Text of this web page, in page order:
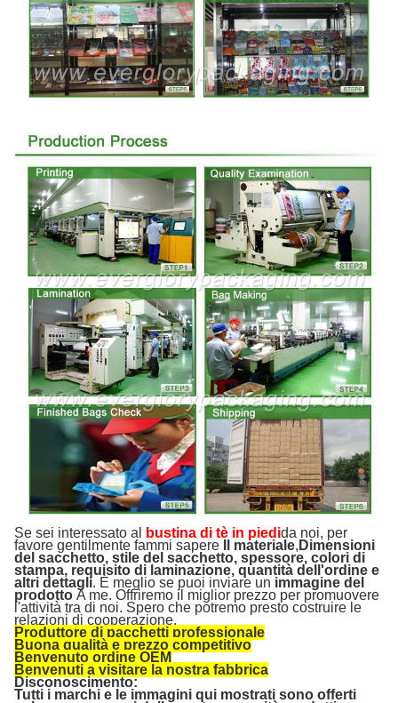
Se sei interessato al bustina di tè in piedida noi, per
favore gentilmente fammi sapere
Il materiale, Dimensioni
del sacchetto, stile del sacchetto, spessore, colori di
stampa, requisito di laminazione, quantità dell'ordine e
altri dettagli. È meglio se puoi inviare un immagine del
prodotto A me. Offriremo il miglior prezzo per promuovere
l'attività tra di noi. Spero che potremo presto costruire le
relazioni di cooperazione.
Produttore di pacchetti professionale
Buona qualità e prezzo competitivo
Benvenuto ordine OEM
Benvenuti a visitare la nostra fabbrica
Disconoscimento:
Tutti i marchi e le immagini qui mostrati sono offerti